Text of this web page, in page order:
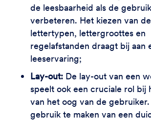
de leesbaarheid als de
verbeteren. Het kiezen van
lettertypen, lettergroottes en
regelafstanden draagt bij aan
leeservaring;
Lay-out: De lay-out van een
speelt ook een cruciale rol bij
van het oog van de
gebruik te maken van een